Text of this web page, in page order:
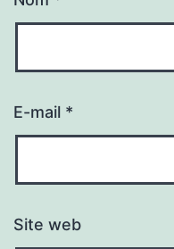
E-mail *
Site web